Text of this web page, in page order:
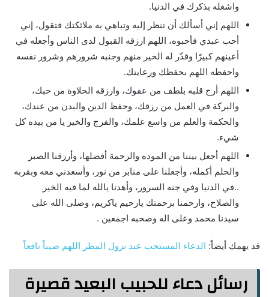
واشغله بذكرك في الدنيا.
اللهم إني أسألك أن تنظر إليه وتباهي به ملائكتك فتقول، إني
أحب عبدي فأحبوه، اللهم ارزقه القبول لدى الناس وأجعله في
أعينهم كبيرًا وقدّر له الخير منهم وجنبه شرورهم وشرور نفسه
واحفظه اللهم بحفظك ورعايتك.
اللهم أرح قلبه بلطف من عفوك، وارزقه الحلاوة من حبك،
والبركة في العمل من رزقك، وحفظ الدين والبدن من عندك،
والحكمة والعلم من واسع علمك، والفرج والخير يا من بيده كل
شيء.
اللهم أجعل بيننا من الموده والرحمة أفضلها، وأرزقنا الصبر
والحلم أكمله، وأجعلنا على منابر من نور، وأسعدني معه وبقربه
..في الدنيا وفي جنه السرور، وأهدنا يالله لما فيه الخير
والصلاح، وارحمنا برحمتك يارحيم ياكريم، وصلى الله على
سيدنا محمد وعلى اله وصحبه اجمعين .
قد يهمك أيضاً: الدعاء المستحب عند نزول المطر اللهم صيباً نافعاً
رسائل دعاء للحبيب البعيد قصيرة